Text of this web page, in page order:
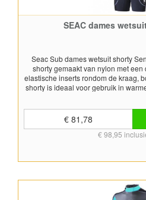
SEAC dames
Seac Sub dames wetsuit shorty
shorty gemaakt van nylon met
elastische inserts rondom de kraag,
shorty is ideaal voor gebruik in
materiaal (fine mesh) en ultraspan
en warmte beter vast houd. Rondom
in de halskraag zit een zachte
lang trekkoord zodat het wetsuit
OP: dit is een uitlopend artikel, is er
product niet meer
€ 81,78
€ 98,95